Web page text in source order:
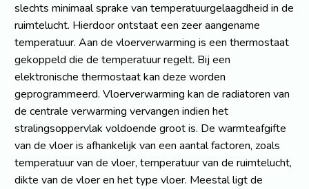
slechts minimaal sprake van temperatuurgelaagdheid in de
ruimtelucht. Hierdoor ontstaat een zeer aangename
temperatuur. Aan de vloerverwarming is een thermostaat
gekoppeld die de temperatuur regelt. Bij een
elektronische thermostaat kan deze worden
geprogrammeerd. Vloerverwarming kan de radiatoren van
de centrale verwarming vervangen indien het
stralingsoppervlak voldoende groot is. De warmteafgifte
van de vloer is afhankelijk van een aantal factoren, zoals
temperatuur van de vloer, temperatuur van de ruimtelucht,
dikte van de vloer en het type vloer. Meestal ligt de